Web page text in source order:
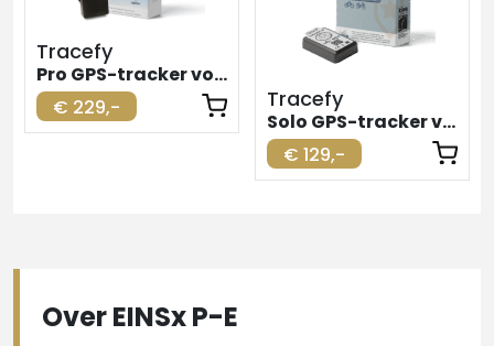
Tracefy
Pro GPS-tracker voor elektrische fiets
€ 229,-
Tracefy
Solo GPS-tracker voor elektrische fiets
€ 129,-
Over EINSx P-E